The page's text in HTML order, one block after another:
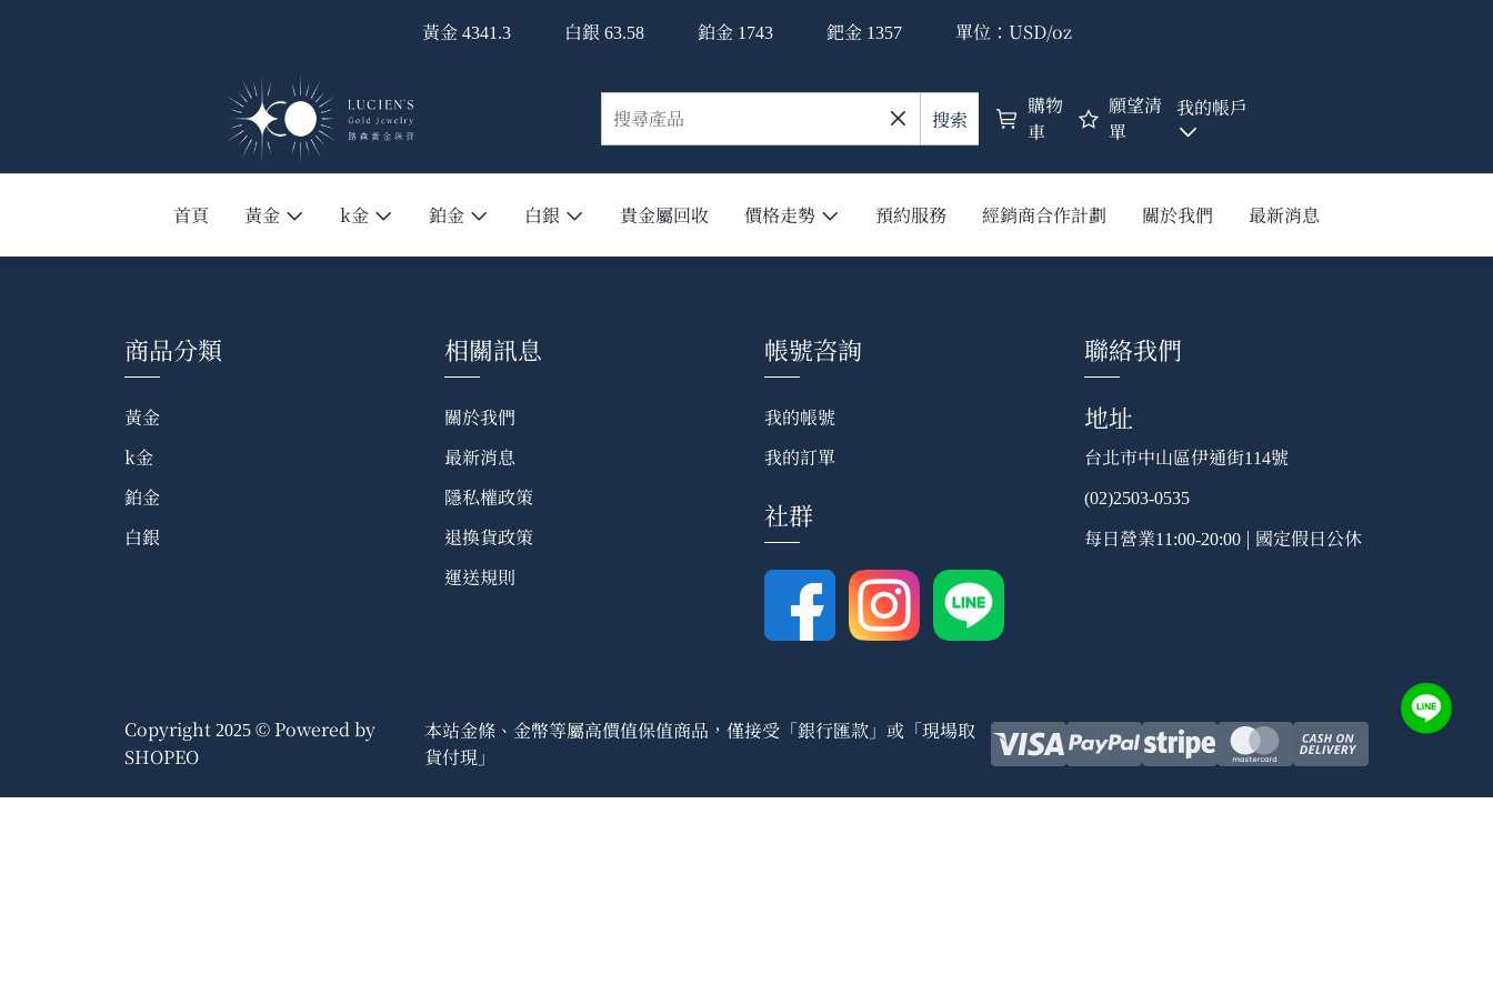
黃金 4341.3 白銀 63.58 鉑金 1743 鈀金 1357 單位：USD/oz
搜索
購物
車
願望清
單
我的帳戶
首頁 黃金 k金 鉑金 白銀 貴金屬回收 價格走勢 預約服務 經銷商合作計劃 關於我們 最新消息
商品分類
黃金
k金
鉑金
白銀
相關訊息
關於我們
最新消息
隱私權政策
退換貨政策
運送規則
帳號咨詢
我的帳號
我的訂單
社群
聯絡我們
地址
台北市中山區伊通街114號
(02)2503-0535
每日營業11:00-20:00 | 國定假日公休
Copyright 2025 © Powered by
SHOPEO
本站金條、金幣等屬高價值保值商品，僅接受「銀行匯款」或「現場取
貨付現」